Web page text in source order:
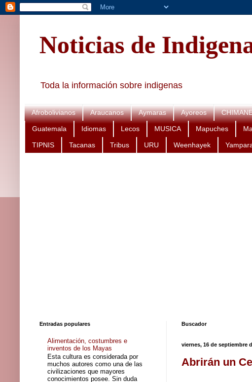
Noticias de
Toda la información sobre indigenas
Afrobolivianos Araucanos Aymaras Ayoreos
Guatemala Idiomas Lecos MUSICA Mapuches
TIPNIS Tacanas Tribus URU Weenhayek
Buscador
viernes, 16 de septiembre
Abrirán un
Entradas populares
Alimentación, costumbres e
inventos de los Mayas
Esta cultura es considerada por
muchos autores como una de las
civilizaciones que mayores
conocimientos posee. Sin duda